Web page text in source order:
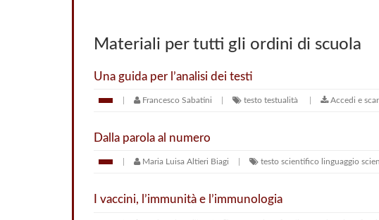
Materiali per tutti gli ordini di scuola
Una guida per l’analisi dei testi
Francesco Sabatini testo testualità Accedi e
Dalla parola al numero
Maria Luisa Altieri Biagi testo scientifico linguaggio
I vaccini, l’immunità e l’immunologia